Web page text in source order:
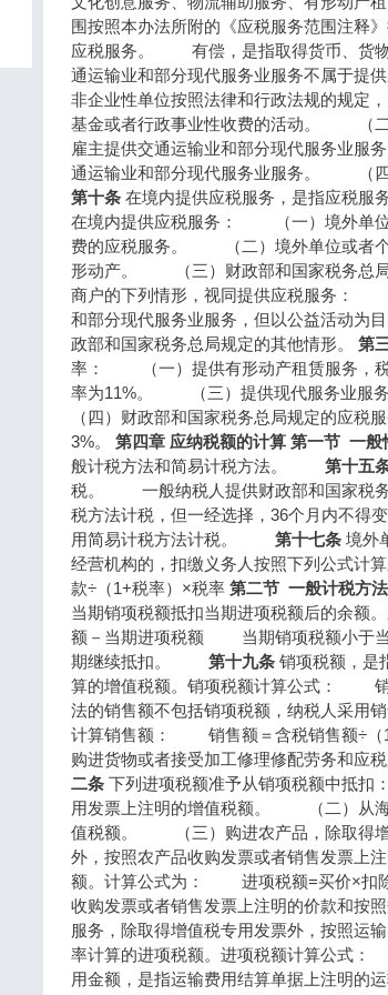
围按照本办法所附的《应税服务范围注
应税服务。 有偿，是指取得货币、货
通运输业和部分现代服务业服务不属
非企业性单位按照法律和行政法规的规定
基金或者行政事业性收费的活动。 （二
雇主提供交通运输业和部分现代服务业
通运输业和部分现代服务业服务。 （
第十条 在境内提供应税服务，是指应税
在境内提供应税服务： （一）境外单位
费的应税服务。 （二）境外单位或者个
形动产。 （三）财政部和国家税务
商户的下列情形，视同提供应税服务：
和部分现代服务业服务，但以公益活动
政部和国家税务总局规定的其他情形。 第
率： （一）提供有形动产租赁服务，
率为11%。 （三）提供现代服务业服
（四）财政部和国家税务总局规定的应
3%。 第四章 应纳税额的计算 第一节 一般
般计税方法和简易计税方法。 第十五
税。 一般纳税人提供财政部和国家税务
税方法计税，但一经选择，36个月内不
用简易计税方法计税。 第十七条 境外
经营机构的，扣缴义务人按照下列公式
款÷（1+税率）×税率 第二节 一般计税方法
当期销项税额抵扣当期进项税额后的余
额－当期进项税额 当期销项税额小于当
期继续抵扣。 第十九条 销项税额，是
算的增值税额。销项税额计算公式：
法的销售额不包括销项税额，纳税人采用
计算销售额： 销售额＝含税销售额÷
购进货物或者接受加工修理修配劳务和
二条 下列进项税额准予从销项税额中抵
用发票上注明的增值税额。 （二）从海
值税额。 （三）购进农产品，除取得增
外，按照农产品收购发票或者销售发票上
额。计算公式为： 进项税额=买价×扣
收购发票或者销售发票上注明的价款和
服务，除取得增值税专用发票外，按照运
率计算的进项税额。进项税额计算公
用金额，是指运输费用结算单据上注明的